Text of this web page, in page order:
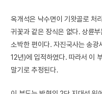
옥개석은 낙수면이 기왓골로 처
귀꽃과 같은 장식은 없다. 상륜
소박한 편이다. 자진국사는 송
12년)에 입적하였다. 따라서 이
말기로 추정된다.